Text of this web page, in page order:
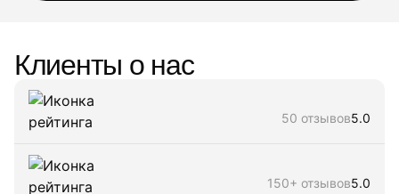
Клиенты о нас
50 отзывов5.0
150+ отзывов5.0